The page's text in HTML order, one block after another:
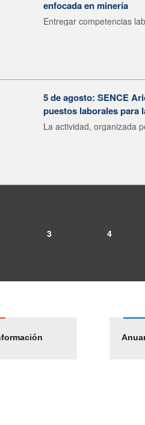
enfocada en minería
Entregar competencias
5 de agosto: SENCE
puestos laborales para
La actividad, organizada
3 4
Empleos Públicos